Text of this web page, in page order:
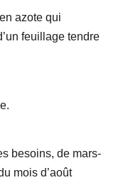
azote qui
feuillage tendre
besoins, de mars-
mois d’août